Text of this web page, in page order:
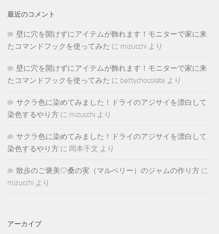
最近のコメント
壁に穴を開けずにアイテムが飾れます！モニターで家に来
たコマンドフックを使ってみた に mizucchi より
壁に穴を開けずにアイテムが飾れます！モニターで家に来
たコマンドフックを使ってみた に bettychocolate より
サクラ色に染めてみました！ドライのアジサイを漂白して
染色するやり方 に mizucchi より
サクラ色に染めてみました！ドライのアジサイを漂白して
染色するやり方 に 岡本千文 より
散歩のご褒美♡桑の実（マルベリー）のジャムの作り方 に
mizucchi より
アーカイブ